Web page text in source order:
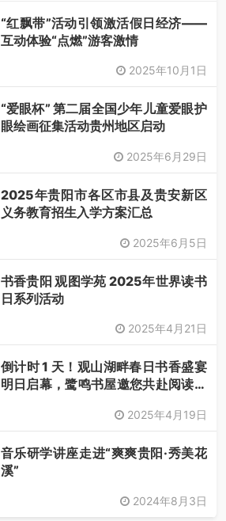
“红飘带”活动引领激活假日经济——
互动体验“点燃”游客激情
2025年10月1日
“爱眼杯” 第二届全国少年儿童爱眼护
眼绘画征集活动贵州地区启动
2025年6月29日
2025年贵阳市各区市县及贵安新区
义务教育招生入学方案汇总
2025年6月5日
书香贵阳 观图学苑 2025年世界读书
日系列活动
2025年4月21日
倒计时 1 天！观山湖畔春日书香盛宴
明日启幕，鹭鸣书屋邀您共赴阅读之
2025年4月19日
音乐研学讲座走进“爽爽贵阳·秀美花
溪”
2024年8月3日